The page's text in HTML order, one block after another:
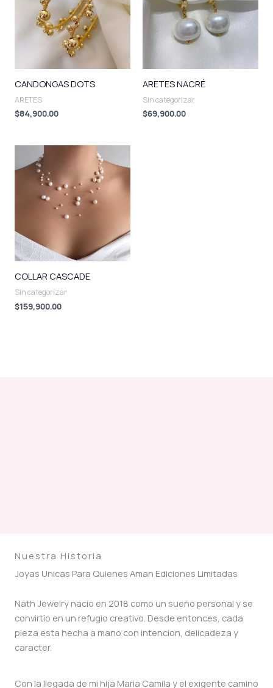
CANDONGAS DOTS
ARETES
$84,900.00
ARETES NACRÉ
Sin categorizar
$69,900.00
COLLAR CASCADE
Sin categorizar
$159,900.00
Nuestra Historia
Joyas Unicas Para Quienes Aman Ediciones Limitadas
Nath Jewelry nacio en 2018 como un sueño personal y se
convirtio en un refugio creativo. Desde entonces, cada
pieza esta hecha a mano con intencion, delicadeza y
caracter.
Con la llegada de mi hija Maria Camila y el exigente camino